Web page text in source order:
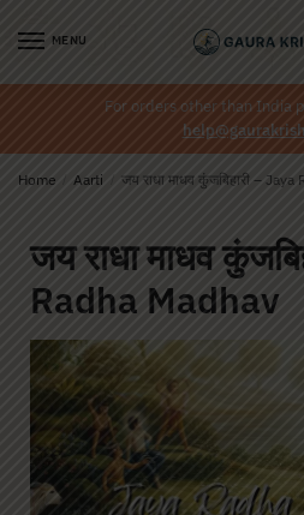
MENU
For orders other than India
Home Aarti जय राधा माधव कुंजबिहारी –
जय राधा माधव
Radha Madhav